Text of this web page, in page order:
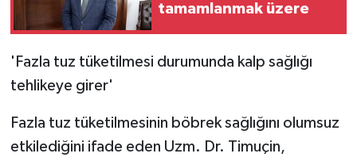
tamamlanmak üzere
'Fazla tuz tüketilmesi durumunda kalp sağlığı
tehlikeye girer'
Fazla tuz tüketilmesinin böbrek sağlığını olumsuz
etkilediğini ifade eden Uzm. Dr. Timuçin,